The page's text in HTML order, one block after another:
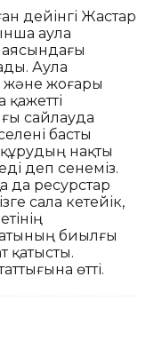
дейінгі Жастар
аула
Аула
және жоғары
қажетті
сайлауда
басты
нақты
деп сенеміз.
да ресурстар
сала кетейік,
биылғы
қатысты.
өтті.